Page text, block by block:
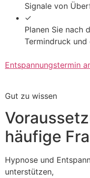
Signale von
✓
Planen Sie nach
Termindruck und
Entspannungstermin
Gut zu wissen
häufige
Hypnose und
unterstützen,